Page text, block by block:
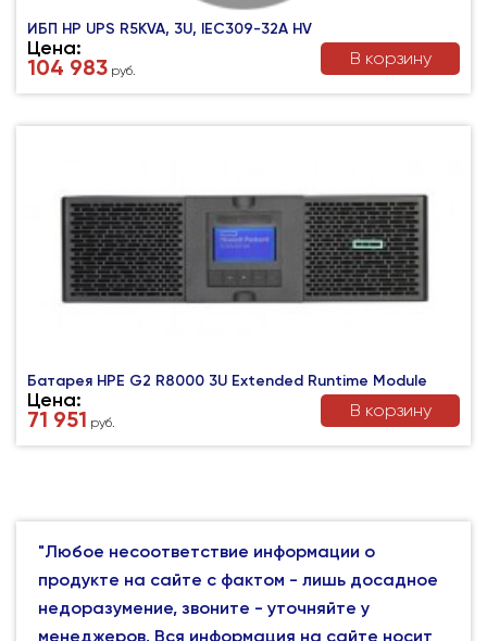
ИБП HP UPS R5KVA, 3U, IEC309-32A HV
Цена:
104 983 руб.
В корзину
Батарея HPE G2 R8000 3U Extended Runtime Module
Цена:
71 951 руб.
В корзину
"Любое несоответствие информации о
продукте на сайте с фактом - лишь досадное
недоразумение, звоните - уточняйте у
менеджеров. Вся информация на сайте носит